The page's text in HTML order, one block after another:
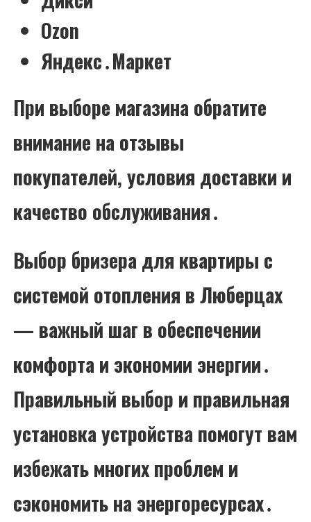
Ozon
Яндекс․Маркет
При выборе магазина обратите
внимание на отзывы
покупателей, условия доставки и
качество обслуживания․
Выбор бризера для квартиры с
системой отопления в Люберцах
— важный шаг в обеспечении
комфорта и экономии энергии․
Правильный выбор и правильная
установка устройства помогут вам
избежать многих проблем и
сэкономить на энергоресурсах․